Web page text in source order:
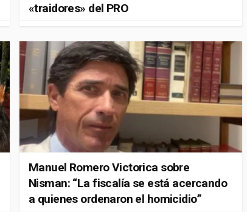
«traidores» del PRO
Manuel Romero Victorica sobre
Nisman: “La fiscalía se está acercando
a quienes ordenaron el homicidio”